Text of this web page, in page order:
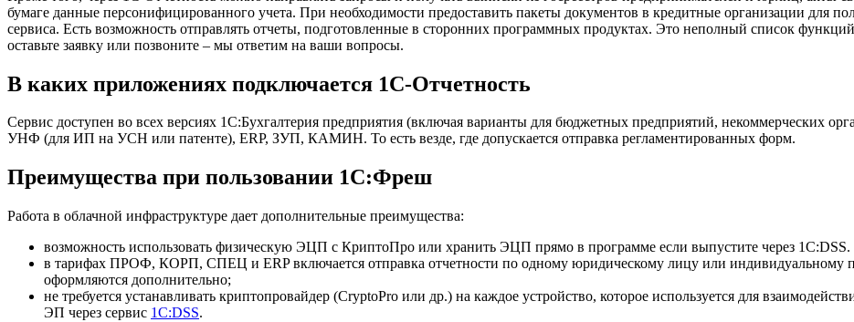
бумаге данные персонифицированного учета. При необходимости предоставить пакеты документов в кредитные организации для
сервиса. Есть возможность отправлять отчеты, подготовленные в сторонних программных продуктах. Это неполный список
оставьте заявку или позвоните – мы ответим на ваши вопросы.
В каких приложениях подключается 1С-Отчетность
Сервис доступен во всех версиях 1C:Бухгалтерия предприятия (включая варианты для бюджетных предприятий, некоммерческих
УНФ (для ИП на УСН или патенте), ERP, ЗУП, КАМИН. То есть везде, где допускается отправка регламентированных форм.
Преимущества при пользовании 1C:Фреш
Работа в облачной инфраструктуре дает дополнительные преимущества:
возможность использовать физическую ЭЦП с КриптоПро или хранить ЭЦП прямо в программе если выпустите через 1С:DSS.
в тарифах ПРОФ, КОРП, СПЕЦ и ERP включается отправка отчетности по одному юридическому лицу или индивидуальному
оформляются дополнительно;
не требуется устанавливать криптопровайдер (CryptoPro или др.) на каждое устройство, которое используется для
ЭП через сервис 1С:DSS.